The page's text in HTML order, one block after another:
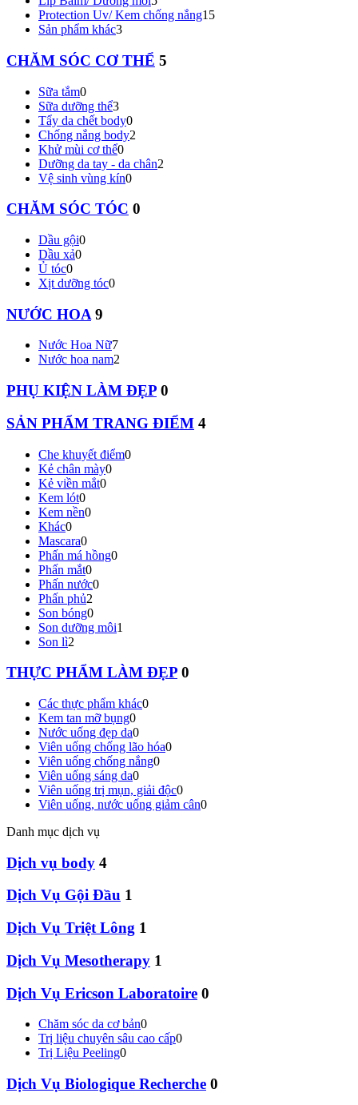
Protection Uv/ Kem chống nắng15
Sản phẩm khác3
CHĂM SÓC CƠ THỂ 5
Sữa tắm0
Sữa dưỡng thể3
Tẩy da chết body0
Chống nắng body2
Khử mùi cơ thể0
Dưỡng da tay - da chân2
Vệ sinh vùng kín0
CHĂM SÓC TÓC 0
Dầu gội0
Dầu xả0
Ủ tóc0
Xịt dưỡng tóc0
NƯỚC HOA 9
Nước Hoa Nữ7
Nước hoa nam2
PHỤ KIỆN LÀM ĐẸP 0
SẢN PHẨM TRANG ĐIỂM 4
Che khuyết điểm0
Kẻ chân mày0
Kẻ viền mắt0
Kem lót0
Kem nền0
Khác0
Mascara0
Phấn má hồng0
Phấn mắt0
Phấn nước0
Phấn phủ2
Son bóng0
Son dưỡng môi1
Son lì2
THỰC PHẨM LÀM ĐẸP 0
Các thực phẩm khác0
Kem tan mỡ bụng0
Nước uống đẹp da0
Viên uống chống lão hóa0
Viên uống chống nắng0
Viên uống sáng da0
Viên uống trị mụn, giải độc0
Viên uống, nước uống giảm cân0
Danh mục dịch vụ
Dịch vụ body 4
Dịch Vụ Gội Đầu 1
Dịch Vụ Triệt Lông 1
Dịch Vụ Mesotherapy 1
Dịch Vụ Ericson Laboratoire 0
Chăm sóc da cơ bản0
Trị liệu chuyên sâu cao cấp0
Trị Liệu Peeling0
Dịch Vụ Biologique Recherche 0